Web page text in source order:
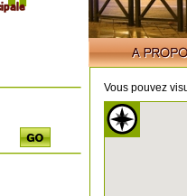
Vous pouvez